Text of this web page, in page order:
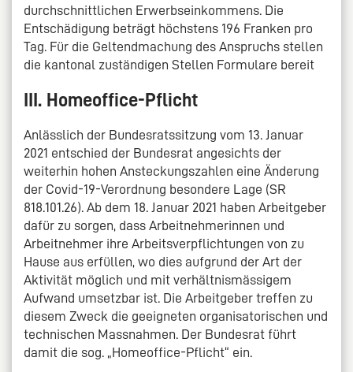
durchschnittlichen Erwerbseinkommens. Die
Entschädigung beträgt höchstens 196 Franken pro
Tag. Für die Geltendmachung des Anspruchs stellen
die kantonal zuständigen Stellen Formulare bereit
III. Homeoffice-Pflicht
Anlässlich der Bundesratssitzung vom 13. Januar
2021 entschied der Bundesrat angesichts der
weiterhin hohen Ansteckungszahlen eine Änderung
der Covid-19-Verordnung besondere Lage (SR
818.101.26). Ab dem 18. Januar 2021 haben Arbeitgeber
dafür zu sorgen, dass Arbeitnehmerinnen und
Arbeitnehmer ihre Arbeitsverpflichtungen von zu
Hause aus erfüllen, wo dies aufgrund der Art der
Aktivität möglich und mit verhältnismässigem
Aufwand umsetzbar ist. Die Arbeitgeber treffen zu
diesem Zweck die geeigneten organisatorischen und
technischen Massnahmen. Der Bundesrat führt
damit die sog. „Homeoffice-Pflicht“ ein.